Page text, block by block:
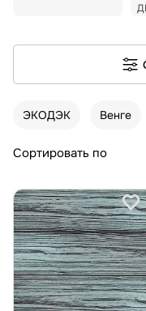
ЭКОДЭК Венге
Сортировать по